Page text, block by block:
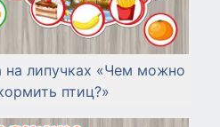
на липучках «Чем можно
птиц?»